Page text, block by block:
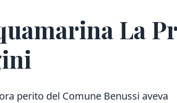
La
perito del Comune Benussi aveva